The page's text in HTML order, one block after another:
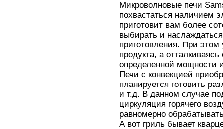
Микроволновые печи
похвастаться наличием
приготовит вам более
выбирать и
приготовления. При этом
продукта, а
определенной мощности
Печи с конвекцией
планируется готовить
и т.д. В данном случае
циркуляция горячего
равномерно
А вот гриль бывает